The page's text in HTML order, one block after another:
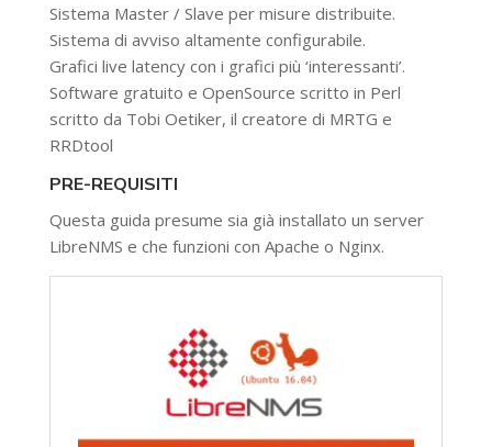
Sistema Master / Slave per misure distribuite.
Sistema di avviso altamente configurabile.
Grafici live latency con i grafici più ‘interessanti’.
Software gratuito e OpenSource scritto in Perl
scritto da Tobi Oetiker, il creatore di MRTG e
RRDtool
PRE-REQUISITI
Questa guida presume sia già installato un server
LibreNMS e che funzioni con Apache o Nginx.